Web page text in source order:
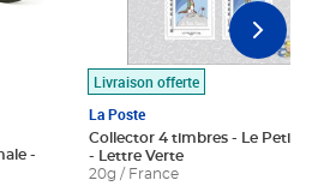
Livraison offerte
La Poste
Collector 4 timbres - Le Petit
- Lettre Verte
20g / France